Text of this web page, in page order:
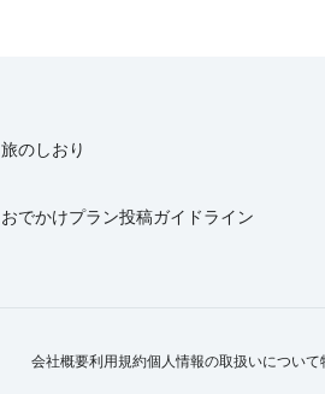
旅のしおり
おでかけプラン投稿ガイドライン
会社概要利用規約個人情報の取扱いについて